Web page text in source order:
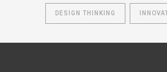
DESIGN THINKING